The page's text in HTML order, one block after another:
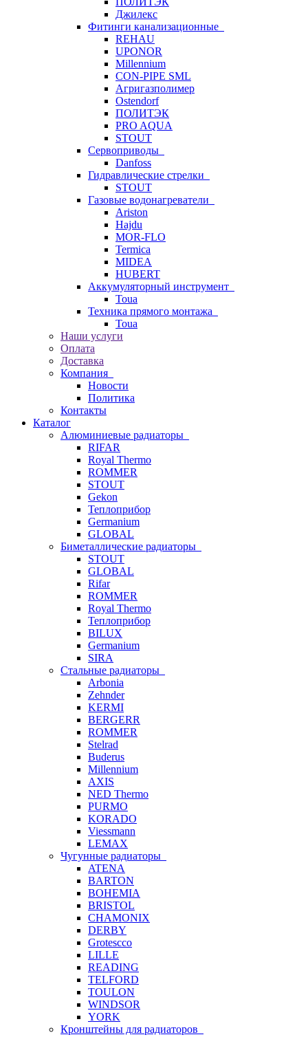
Джилекс
Фитинги канализационные
REHAU
UPONOR
Millennium
CON-PIPE SML
Агригазполимер
Ostendorf
ПОЛИТЭК
PRO AQUA
STOUT
Сервоприводы
Danfoss
Гидравлические стрелки
STOUT
Газовые водонагреватели
Ariston
Hajdu
MOR-FLO
Termica
MIDEA
HUBERT
Аккумуляторный инструмент
Toua
Техника прямого монтажа
Toua
Наши услуги
Оплата
Доставка
Компания
Новости
Политика
Контакты
Каталог
Алюминиевые радиаторы
RIFAR
Royal Thermo
ROMMER
STOUT
Gekon
Теплоприбор
Germanium
GLOBAL
Биметаллические радиаторы
STOUT
GLOBAL
Rifar
ROMMER
Royal Thermo
Теплоприбор
BILUX
Germanium
SIRA
Стальные радиаторы
Arbonia
Zehnder
KERMI
BERGERR
ROMMER
Stelrad
Buderus
Millennium
AXIS
NED Thermo
PURMO
KORADO
Viessmann
LEMAX
Чугунные радиаторы
ATENA
BARTON
BOHEMIA
BRISTOL
CHAMONIX
DERBY
Grotescco
LILLE
READING
TELFORD
TOULON
WINDSOR
YORK
Кронштейны для радиаторов